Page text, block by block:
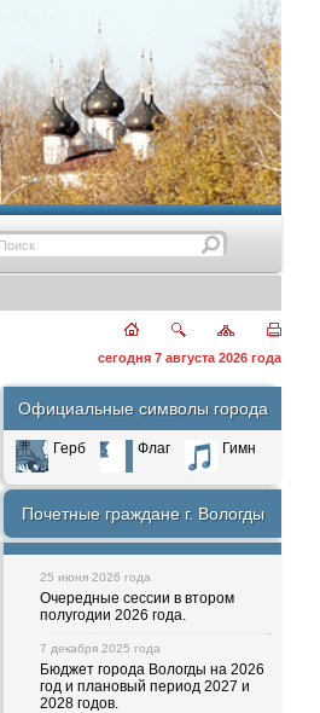
сегодня 7 августа 2026 года
Официальные символы города
Герб Флаг Гимн
Почетные граждане г. Вологды
25 июня 2026 года
Очередные сессии в втором
полугодии 2026 года.
7 декабря 2025 года
Бюджет города Вологды на 2026
год и плановый период 2027 и
2028 годов.